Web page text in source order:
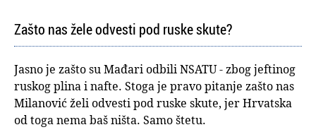
Zašto nas žele odvesti pod ruske skute?
Jasno je zašto su Mađari odbili NSATU - zbog jeftinog
ruskog plina i nafte. Stoga je pravo pitanje zašto nas
Milanović želi odvesti pod ruske skute, jer Hrvatska
od toga nema baš ništa. Samo štetu.